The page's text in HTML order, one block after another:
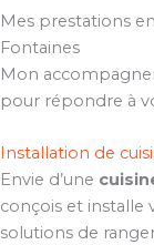
Mes prestations
Fontaines
Mon
pour répondre à
Installation de
Envie d’une
conçois et installe
solutions de